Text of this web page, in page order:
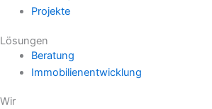
Projekte
Lösungen
Beratung
Immobilienentwicklung
Wir